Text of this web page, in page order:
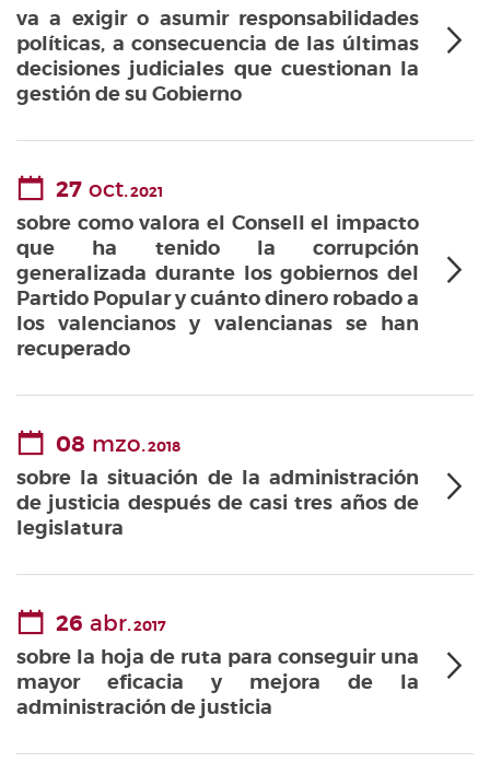
va a exigir o asumir responsabilidades
políticas, a consecuencia de las últimas
decisiones judiciales que cuestionan la
gestión de su Gobierno
27 oct.2021
sobre como valora el Consell el impacto
que ha tenido la corrupción
generalizada durante los gobiernos del
Partido Popular y cuánto dinero robado a
los valencianos y valencianas se han
recuperado
08 mzo.2018
sobre la situación de la administración
de justicia después de casi tres años de
legislatura
26 abr.2017
sobre la hoja de ruta para conseguir una
mayor eficacia y mejora de la
administración de justicia